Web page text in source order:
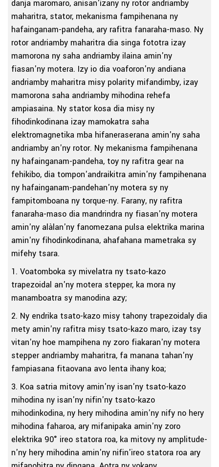
danja maromaro, anisan'izany ny rotor andriamby
maharitra, stator, mekanisma fampihenana ny
hafainganam-pandeha, ary rafitra fanaraha-maso. Ny
rotor andriamby maharitra dia singa fototra izay
mamorona ny saha andriamby ilaina amin'ny
fiasan'ny motera. Izy io dia voaforon'ny andiana
andriamby maharitra misy polarity mifandimby, izay
mamorona saha andriamby mihodina rehefa
ampiasaina. Ny stator kosa dia misy ny
fihodinkodinana izay mamokatra saha
elektromagnetika mba hifaneraserana amin'ny saha
andriamby an'ny rotor. Ny mekanisma fampihenana
ny hafainganam-pandeha, toy ny rafitra gear na
fehikibo, dia tompon'andraikitra amin'ny fampihenana
ny hafainganam-pandehan'ny motera sy ny
fampitomboana ny torque-ny. Farany, ny rafitra
fanaraha-maso dia mandrindra ny fiasan'ny motera
amin'ny alàlan'ny fanomezana pulsa elektrika marina
amin'ny fihodinkodinana, ahafahana mametraka sy
mifehy tsara.
1. Voatomboka sy mivelatra ny tsato-kazo
trapezoidal an'ny motera stepper, ka mora ny
manamboatra sy manodina azy;
2. Ny endrika tsato-kazo misy tahony trapezoidaly dia
mety amin'ny rafitra misy tsato-kazo maro, izay tsy
vitan'ny hoe mampihena ny zoro fiakaran'ny motera
stepper andriamby maharitra, fa manana tahan'ny
fampiasana fitaovana avo lenta ihany koa;
3. Koa satria mitovy amin'ny isan'ny tsato-kazo
mihodina ny isan'ny nifin'ny tsato-kazo
mihodinkodina, ny hery mihodina amin'ny nify no hery
mihodina faharoa, ary mifanipaka amin'ny zoro
elektrika 90° ireo statora roa, ka mitovy ny amplitude-
n'ny hery mihodina amin'ny nifin'ireo statora roa ary